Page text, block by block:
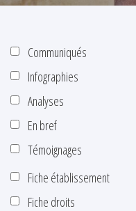
Communiqués
Infographies
Analyses
En bref
Témoignages
Fiche établissement
Fiche droits